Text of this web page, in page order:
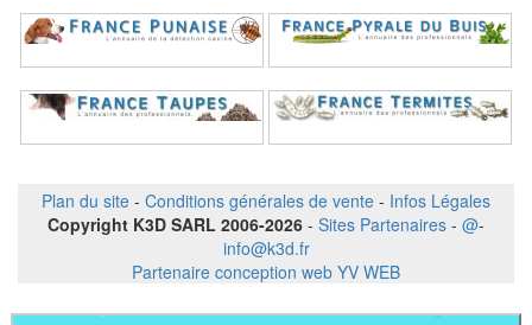
Plan du site - Conditions générales de vente - Infos Légales
Copyright K3D SARL 2006-2026 - Sites Partenaires - @-
info@k3d.fr
Partenaire conception web YV WEB